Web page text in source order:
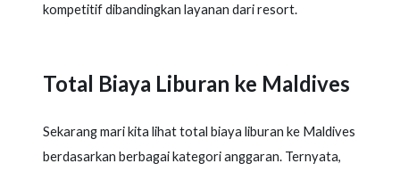
kompetitif dibandingkan layanan dari resort.
Total Biaya Liburan ke Maldives
Sekarang mari kita lihat total biaya liburan ke Maldives
berdasarkan berbagai kategori anggaran. Ternyata,